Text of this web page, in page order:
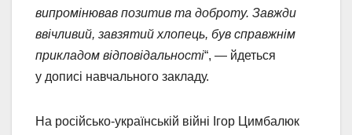
випромінював позитив та доброту. Завжди
ввічливий, завзятий хлопець, був справжнім
прикладом відповідальності“, — йдеться
у дописі навчального закладу.
На російсько-українській війні Ігор Цимбалюк